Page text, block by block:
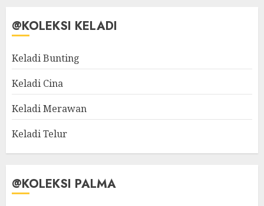
@KOLEKSI KELADI
Keladi Bunting
Keladi Cina
Keladi Merawan
Keladi Telur
@KOLEKSI PALMA